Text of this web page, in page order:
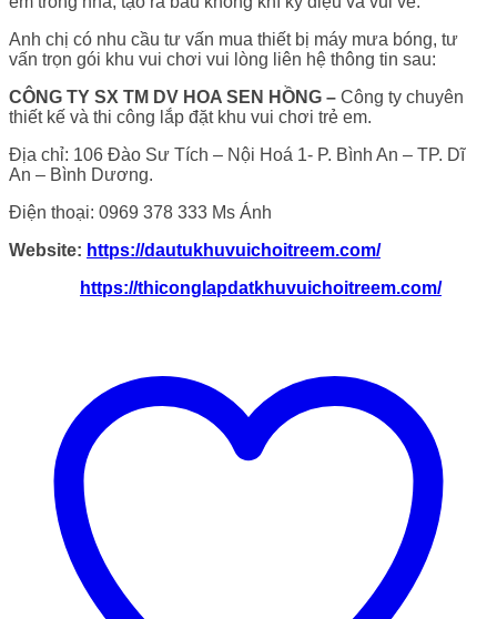
Anh chị có nhu cầu tư vấn mua thiết bị máy mưa bóng, tư
vấn trọn gói khu vui chơi vui lòng liên hệ thông tin sau:
CÔNG TY SX TM DV HOA SEN HỒNG – Công ty chuyên
thiết kế và thi công lắp đặt khu vui chơi trẻ em.
Địa chỉ: 106 Đào Sư Tích – Nội Hoá 1- P. Bình An – TP. Dĩ
An – Bình Dương.
Điện thoại: 0969 378 333 Ms Ánh
Website: https://dautukhuvuichoitreem.com/
https://thiconglapdatkhuvuichoitreem.com/